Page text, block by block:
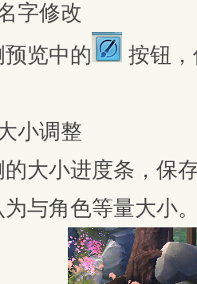
字修改
览中的
按钮
小调整
大小进度条，保
与角色等量大小